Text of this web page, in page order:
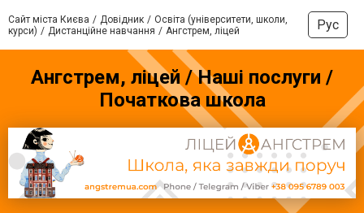
Сайт міста Києва Довідник
Освіта (університети, школи,
курси)
Дистанційне навчання Ангстрем, ліцей Рус
Ангстрем, ліцей / Наші послуги /
Початкова школа